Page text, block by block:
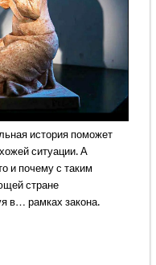
история поможет
ситуации. А
и почему с таким
стране
в… рамках закона.
миллионов